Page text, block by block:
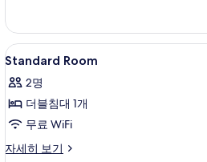
영
장
사
진
모
두
보
개,
전
용
수
영
자
세
보
르게 가구 비치
Standard
Room
사
진
모
두
객실 내
8
Standard Room
2명
더블침대 1개
무료 WiFi
자세히 보기
Standard